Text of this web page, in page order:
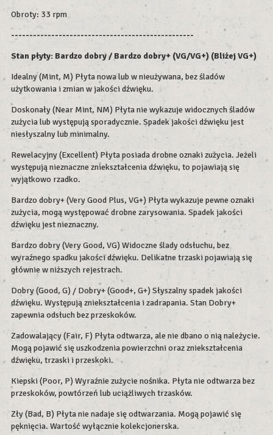
Obroty: 33 rpm
--------------------------------------------------
Stan płyty: Bardzo dobry / Bardzo dobry+ (VG/VG+) (Bliżej VG+)
Idealny (Mint, M) Płyta nowa lub w nieużywana, bez śladów
użytkowania i zmian w jakości dźwięku.
Doskonały (Near Mint, NM) Płyta nie wykazuje widocznych śladów
zużycia lub występują sporadycznie. Spadek jakości dźwięku jest
niesłyszalny lub minimalny.
Rewelacyjny (Excellent) Płyta posiada drobne oznaki zużycia. Jeżeli
występują nieznaczne zniekształcenia dźwięku, to pojawiają się
wyjątkowo rzadko.
Bardzo dobry+ (Very Good Plus, VG+) Płyta wykazuje pewne oznaki
zużycia, mogą występować drobne zarysowania. Spadek jakości
dźwięku jest nieznaczny.
Bardzo dobry (Very Good, VG) Widoczne ślady odsłuchu, bez
wyraźnego spadku jakości dźwięku. Delikatne trzaski pojawiają się
głównie w niższych rejestrach.
Dobry (Good, G) / Dobry+ (Good+, G+) Słyszalny spadek jakości
dźwięku. Występują zniekształcenia i zadrapania. Stan Dobry+
zapewnia odsłuch bez przeskoków.
Zadowalający (Fair, F) Płyta odtwarza, ale nie dbano o nią należycie.
Mogą pojawić się uszkodzenia powierzchni oraz zniekształcenia
dźwięku, trzaski i przeskoki.
Kiepski (Poor, P) Wyraźnie zużycie nośnika. Płyta nie odtwarza bez
przeskoków, powtórzeń lub uciążliwych trzasków.
Zły (Bad, B) Płyta nie nadaje się odtwarzania. Mogą pojawić się
pęknięcia. Wartość wyłącznie kolekcjonerska.